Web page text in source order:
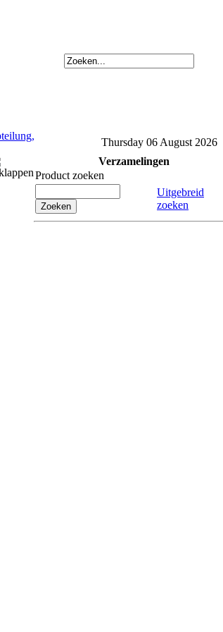
Thursday 06 August 2026
Verzamelingen
Product zoeken
Uitgebreid
zoeken